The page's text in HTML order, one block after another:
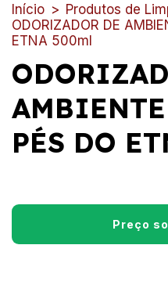
Início > Produtos de
ODORIZADOR DE
ETNA 500ml
PÉS DO